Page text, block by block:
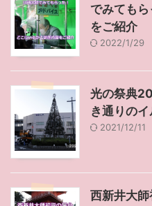
でみても
をご紹介
2022/1/29
光の祭典
き通りの
2021/12/11
西新井大